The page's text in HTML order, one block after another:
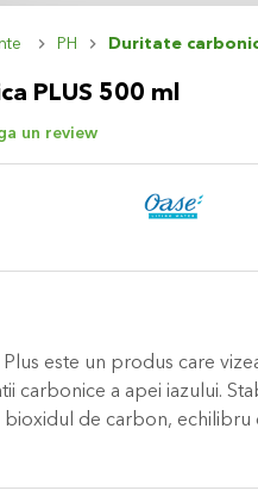
PH Duritate
PLUS 500 ml
un review
este un produs care
carbonice a apei iazului.
bioxidul de carbon,